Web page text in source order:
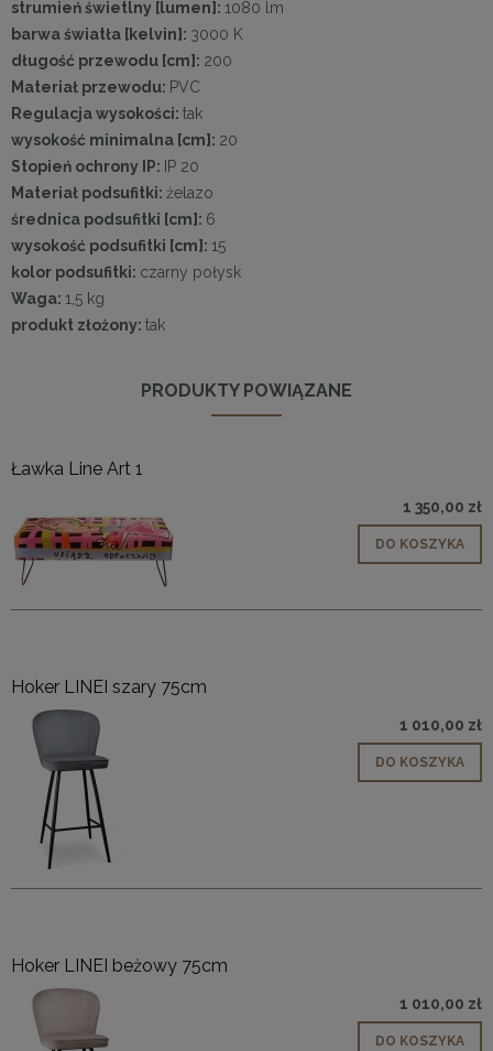
strumień świetlny [lumen]: 1080 lm
barwa światła [kelvin]: 3000 K
długość przewodu [cm]: 200
Materiał przewodu: PVC
Regulacja wysokości: tak
wysokość minimalna [cm]: 20
Stopień ochrony IP: IP 20
Materiał podsufitki: żelazo
średnica podsufitki [cm]: 6
wysokość podsufitki [cm]: 15
kolor podsufitki: czarny połysk
Waga: 1,5 kg
produkt złożony: tak
PRODUKTY POWIĄZANE
Ławka Line Art 1
1 350,00 zł
DO KOSZYKA
Hoker LINEI szary 75cm
1 010,00 zł
DO KOSZYKA
Hoker LINEI beżowy 75cm
1 010,00 zł
DO KOSZYKA